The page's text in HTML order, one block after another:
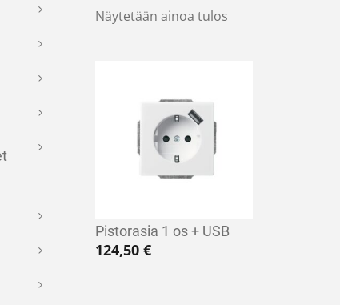
Näytetään ainoa tulos
Pistorasia 1 os + USB
124,50 €